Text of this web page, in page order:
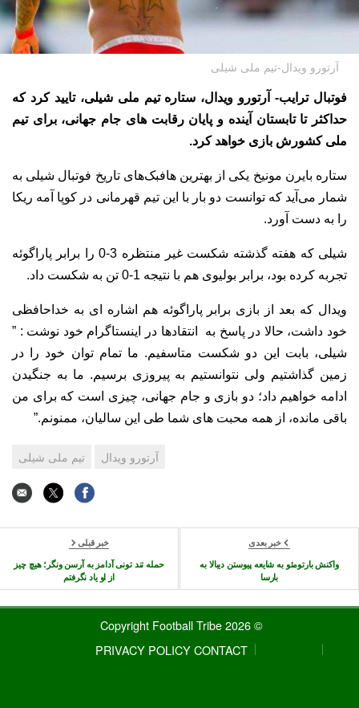
آرتورو ویدال-تیم ملی شیلی
فوتبال ترایب- آرتورو ویدال، ستاره تیم ملی شیلی، تایید کرد که
حداکثر تا تابستان آینده و پایان رقابت های جام جهانی، برای تیم
ملی کشورش بازی خواهد کرد.
ستاره بایرن مونیخ یکی از بهترین هافبک‌های تاریخ فوتبال شیلی به
شمار می‌آید که توانست دو بار با این تیم قهرمانی در کوپا آمه ریکا
را به دست آورد.
شیلی که هفته گذشته شکست غیر منتظره 3-0 را برابر پاراگوئه
تجربه کرده بود، برابر بولیوی هم با نتیجه 1-0 تن به شکست داد.
ویدال که بعد از بازی برابر پاراگوئه هم اشاره ای به خداحافظی
خود داشت، حالا در پاسخ به انتقادها در اینستاگرام خود نوشت : ”
شیلی، بابت این دو شکست متاسفیم. ما تمام توان خود را در
زمین گذاشتیم ولی نتوانستیم به پیروزی برسیم. ما به جنگیدن
ادامه خواهیم داد؛ دو بازی و جام جهانی، چیزی است که برای من
باقی مانده، از همه محبت های شما طی این سالیان، ممنونم.”
آرتورو ویدال تیم ملی شیلی
خبر بعدی
واکنش بارتومئو به شایعه پیوستن دیبالا به
بارسا
خبر قبلی
حمله تند تونی آدامز به آرسن ونگر؛ هیچ چیز
از او یاد نگرفتم
© 2026 Copyright Football Tribe
CONTACT
PRIVACY POLICY